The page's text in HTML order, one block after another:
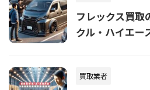
フレックス買取
クル・ハイエー
買取業者